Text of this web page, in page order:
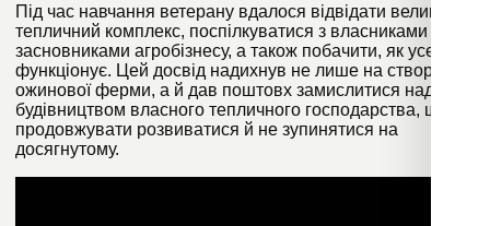
Під час навчання ветерану вдалося відвідати великий
тепличний комплекс, поспілкуватися з власниками та
засновниками агробізнесу, а також побачити, як усе
функціонує. Цей досвід надихнув не лише на створення
ожинової ферми, а й дав поштовх замислитися над
будівництвом власного тепличного господарства, щоб
продовжувати розвиватися й не зупинятися на
досягнутому.